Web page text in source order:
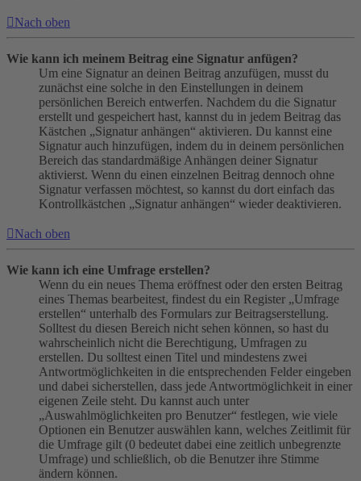
Nach oben
Wie kann ich meinem Beitrag eine Signatur anfügen?
Um eine Signatur an deinen Beitrag anzufügen, musst du
zunächst eine solche in den Einstellungen in deinem
persönlichen Bereich entwerfen. Nachdem du die Signatur
erstellt und gespeichert hast, kannst du in jedem Beitrag das
Kästchen „Signatur anhängen“ aktivieren. Du kannst eine
Signatur auch hinzufügen, indem du in deinem persönlichen
Bereich das standardmäßige Anhängen deiner Signatur
aktivierst. Wenn du einen einzelnen Beitrag dennoch ohne
Signatur verfassen möchtest, so kannst du dort einfach das
Kontrollkästchen „Signatur anhängen“ wieder deaktivieren.
Nach oben
Wie kann ich eine Umfrage erstellen?
Wenn du ein neues Thema eröffnest oder den ersten Beitrag
eines Themas bearbeitest, findest du ein Register „Umfrage
erstellen“ unterhalb des Formulars zur Beitragserstellung.
Solltest du diesen Bereich nicht sehen können, so hast du
wahrscheinlich nicht die Berechtigung, Umfragen zu
erstellen. Du solltest einen Titel und mindestens zwei
Antwortmöglichkeiten in die entsprechenden Felder eingeben
und dabei sicherstellen, dass jede Antwortmöglichkeit in einer
eigenen Zeile steht. Du kannst auch unter
„Auswahlmöglichkeiten pro Benutzer“ festlegen, wie viele
Optionen ein Benutzer auswählen kann, welches Zeitlimit für
die Umfrage gilt (0 bedeutet dabei eine zeitlich unbegrenzte
Umfrage) und schließlich, ob die Benutzer ihre Stimme
ändern können.